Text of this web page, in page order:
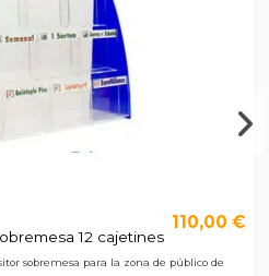
12 cajetines
110,00 €
sobremesa para la zona de público de